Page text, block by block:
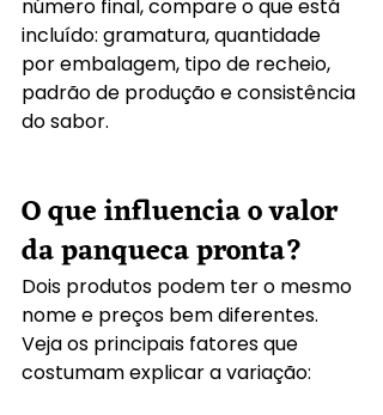
número final, compare o que está
incluído: gramatura, quantidade
por embalagem, tipo de recheio,
padrão de produção e consistência
do sabor.
O que influencia o valor
da panqueca pronta?
Dois produtos podem ter o mesmo
nome e preços bem diferentes.
Veja os principais fatores que
costumam explicar a variação: